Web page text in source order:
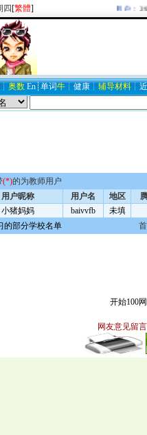
四 [繁體] 欢迎新注册用户：
┊ 奥数 En ┊ 单词牛 ┊ 健康 ┊ 辅导材料 ┊
(*)的为教师用户
用户昵称 用户名 地区
小猪妈妈 baivvfb
未填
的部分学校名单
开始100
网友意见留